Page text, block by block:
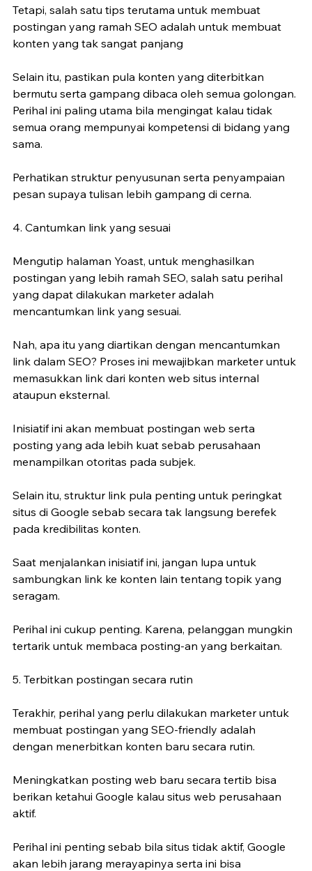
Tetapi, salah satu tips terutama untuk membuat
postingan yang ramah SEO adalah untuk membuat
konten yang tak sangat panjang
Selain itu, pastikan pula konten yang diterbitkan
bermutu serta gampang dibaca oleh semua golongan.
Perihal ini paling utama bila mengingat kalau tidak
semua orang mempunyai kompetensi di bidang yang
sama.
Perhatikan struktur penyusunan serta penyampaian
pesan supaya tulisan lebih gampang di cerna.
4. Cantumkan link yang sesuai
Mengutip halaman Yoast, untuk menghasilkan
postingan yang lebih ramah SEO, salah satu perihal
yang dapat dilakukan marketer adalah
mencantumkan link yang sesuai.
Nah, apa itu yang diartikan dengan mencantumkan
link dalam SEO? Proses ini mewajibkan marketer untuk
memasukkan link dari konten web situs internal
ataupun eksternal.
Inisiatif ini akan membuat postingan web serta
posting yang ada lebih kuat sebab perusahaan
menampilkan otoritas pada subjek.
Selain itu, struktur link pula penting untuk peringkat
situs di Google sebab secara tak langsung berefek
pada kredibilitas konten.
Saat menjalankan inisiatif ini, jangan lupa untuk
sambungkan link ke konten lain tentang topik yang
seragam.
Perihal ini cukup penting. Karena, pelanggan mungkin
tertarik untuk membaca posting-an yang berkaitan.
5. Terbitkan postingan secara rutin
Terakhir, perihal yang perlu dilakukan marketer untuk
membuat postingan yang SEO-friendly adalah
dengan menerbitkan konten baru secara rutin.
Meningkatkan posting web baru secara tertib bisa
berikan ketahui Google kalau situs web perusahaan
aktif.
Perihal ini penting sebab bila situs tidak aktif, Google
akan lebih jarang merayapinya serta ini bisa